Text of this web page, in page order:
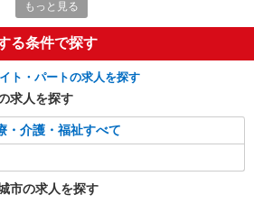
城市】介護初心者集まれ！居心地のよい
ービス
支給(ガソリン代含む)＞
城市◎車通勤OK
もっと見る
る条件で探す
ト・パートの求人を探す
求人を探す
・介護・福祉すべて
市の求人を探す